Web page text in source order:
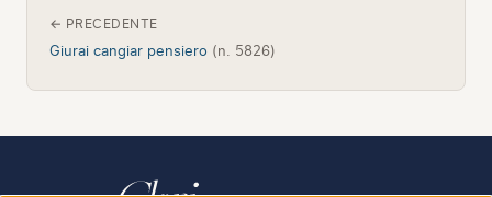
← PRECEDENTE
Giurai cangiar pensiero (n. 5826)